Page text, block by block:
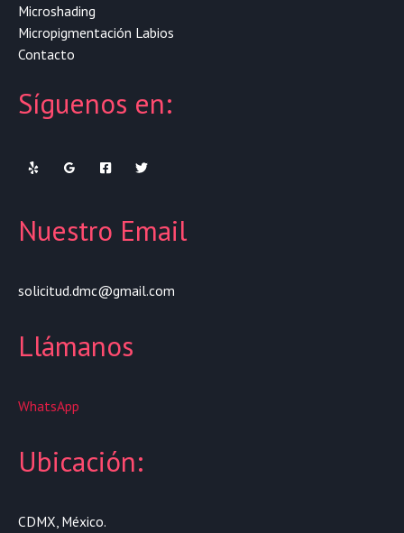
Microshading
Micropigmentación Labios
Contacto
Síguenos en:
Nuestro Email
solicitud.dmc@gmail.com
Llámanos
WhatsApp
Ubicación:
CDMX, México.